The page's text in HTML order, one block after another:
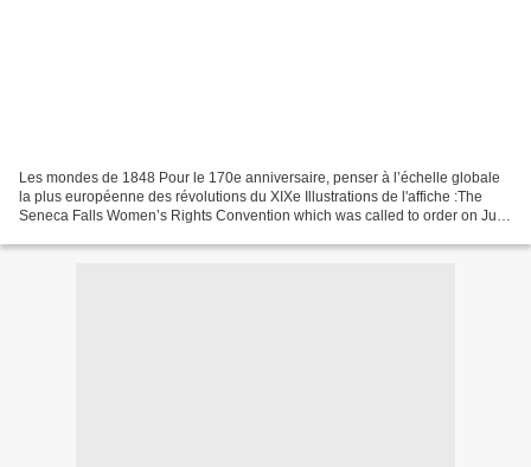
Les mondes de 1848 Pour le 170e anniversaire, penser à l’échelle globale
la plus européenne des révolutions du XIXe Illustrations de l'affiche :The
Seneca Falls Women’s Rights Convention which was called to order on July
seneca-falls.htmlhttp://en.wikipedia.org/wiki/Seneca_Falls_Convention...